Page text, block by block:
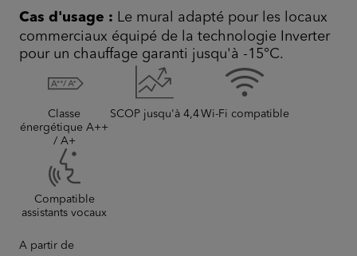
Cas d'usage : Le mural adapté pour les locaux
commerciaux équipé de la technologie Inverter
pour un chauffage garanti jusqu'à -15°C.
Classe
énergétique A++
/ A+
SCOP jusqu'à 4,4Wi-Fi compatible
Compatible
assistants vocaux
A partir de